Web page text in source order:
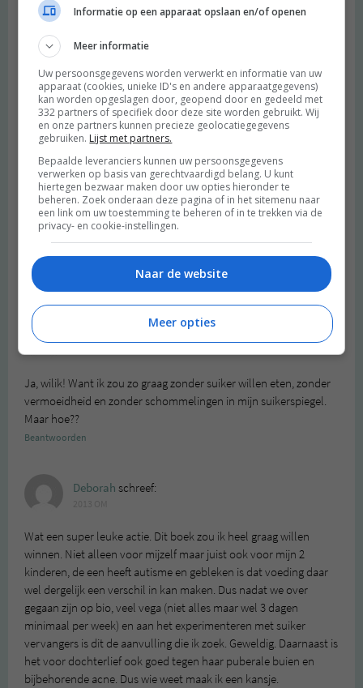
Beantwoorden
2013 OM
Oeeh nice! Dat liken had ik natuurlijk al lang gedaan en ook op
Bloglovin’ zijn jullie voor mij geen onbekende.
Ik zou het graag willen winnen omdat als ik veel suiker eet ik een
soort eczeem plek krijg op mijn hoofd en dit ontzettend irritant
vind.. Omdat ik toch wel erg van zoet houd zou ik graag willen
leren hoe ik gezonder kan eten en dat mijn huid mij ook wat
liever gaat vinden ;)
Liefs
Beantwoorden
Ja, wilik! Want ik zou zo graag zonder suiker willen eten, zonder
vermoeidheid en zonder schommelingen in mijn suikerspiegel.
Maar hoe??
Beantwoorden
Deborah schreef:
Wat een super leuke actie. Dit boek zou ik heel graag willen
winnen. Niet alleen voor mijzelf maar juist ook voor mijn 2
kinderen, de een heeft autisme en gebleken is dat voeding daar
wel dergelijk een verschil in kan maken. Dus nadat we over
gegaan zijn op bio, veel vega (niet alles maar wel 3 dagen
minimaal per week) en aan het experimenteren met suiker
vervangers is dit de aanvulling die ik zoek. Geweldig. Daarnaast is
het voor dochterlief ook goed tegen haar puberale buien en
bijbehorende acne. Dus wie weet maak ik een kansje.
Informatie op een apparaat opslaan en/of openen
Meer informatie
Uw persoonsgegevens worden verwerkt en informatie van uw
apparaat (cookies, unieke ID's en andere apparaatgegevens)
kan worden opgeslagen door, geopend door en gedeeld met
332 partners of specifiek door deze site worden gebruikt. Wij
en onze partners kunnen precieze geolocatiegegevens
gebruiken. Lijst met partners.
Bepaalde leveranciers kunnen uw persoonsgegevens
verwerken op basis van gerechtvaardigd belang. U kunt
hiertegen bezwaar maken door uw opties hieronder te
beheren. Zoek onderaan deze pagina of in het sitemenu naar
een link om uw toestemming te beheren of in te trekken via de
privacy- en cookie-instellingen.
Naar de website
Meer opties